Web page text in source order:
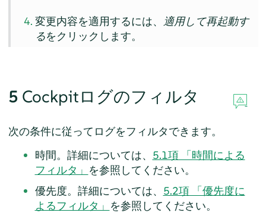
変更内容を適用するには、 適用して再起動す
るをクリックします。
5 Cockpitログのフィルタ
次の条件に従ってログをフィルタできます。
時間。詳細については、 5.1項 「時間による
フィルタ」 を参照してください。
優先度。詳細については、 5.2項 「優先度に
よるフィルタ」 を参照してください。